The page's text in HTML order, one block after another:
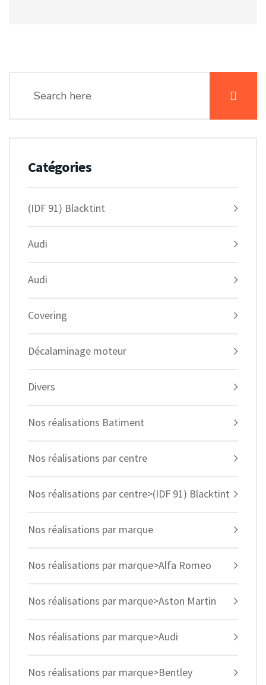
Catégories
(IDF 91) Blacktint
Audi
Audi
Covering
Décalaminage moteur
Divers
Nos réalisations Batiment
Nos réalisations par centre
Nos réalisations par centre>(IDF 91) Blacktint
Nos réalisations par marque
Nos réalisations par marque>Alfa Romeo
Nos réalisations par marque>Aston Martin
Nos réalisations par marque>Audi
Nos réalisations par marque>Bentley